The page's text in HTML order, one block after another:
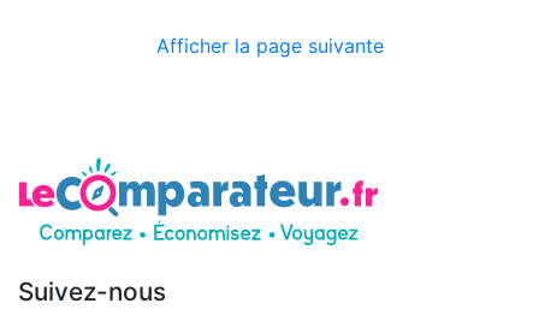
Afficher la page suivante
Suivez-nous